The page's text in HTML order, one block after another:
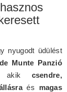
nyugodt üdülést
Munte Panzió
akik csendre,
és magas